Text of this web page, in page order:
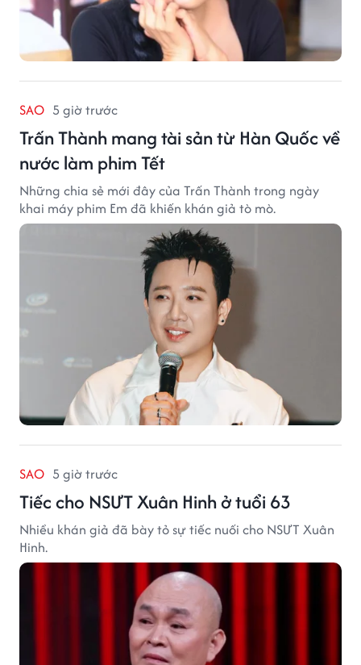
SAO 5 giờ trước
Trấn Thành mang tài sản từ Hàn Quốc về
nước làm phim Tết
Những chia sẻ mới đây của Trấn Thành trong ngày
khai máy phim Em đã khiến khán giả tò mò.
SAO 5 giờ trước
Tiếc cho NSƯT Xuân Hinh ở tuổi 63
Nhiều khán giả đã bày tỏ sự tiếc nuối cho NSƯT Xuân
Hinh.